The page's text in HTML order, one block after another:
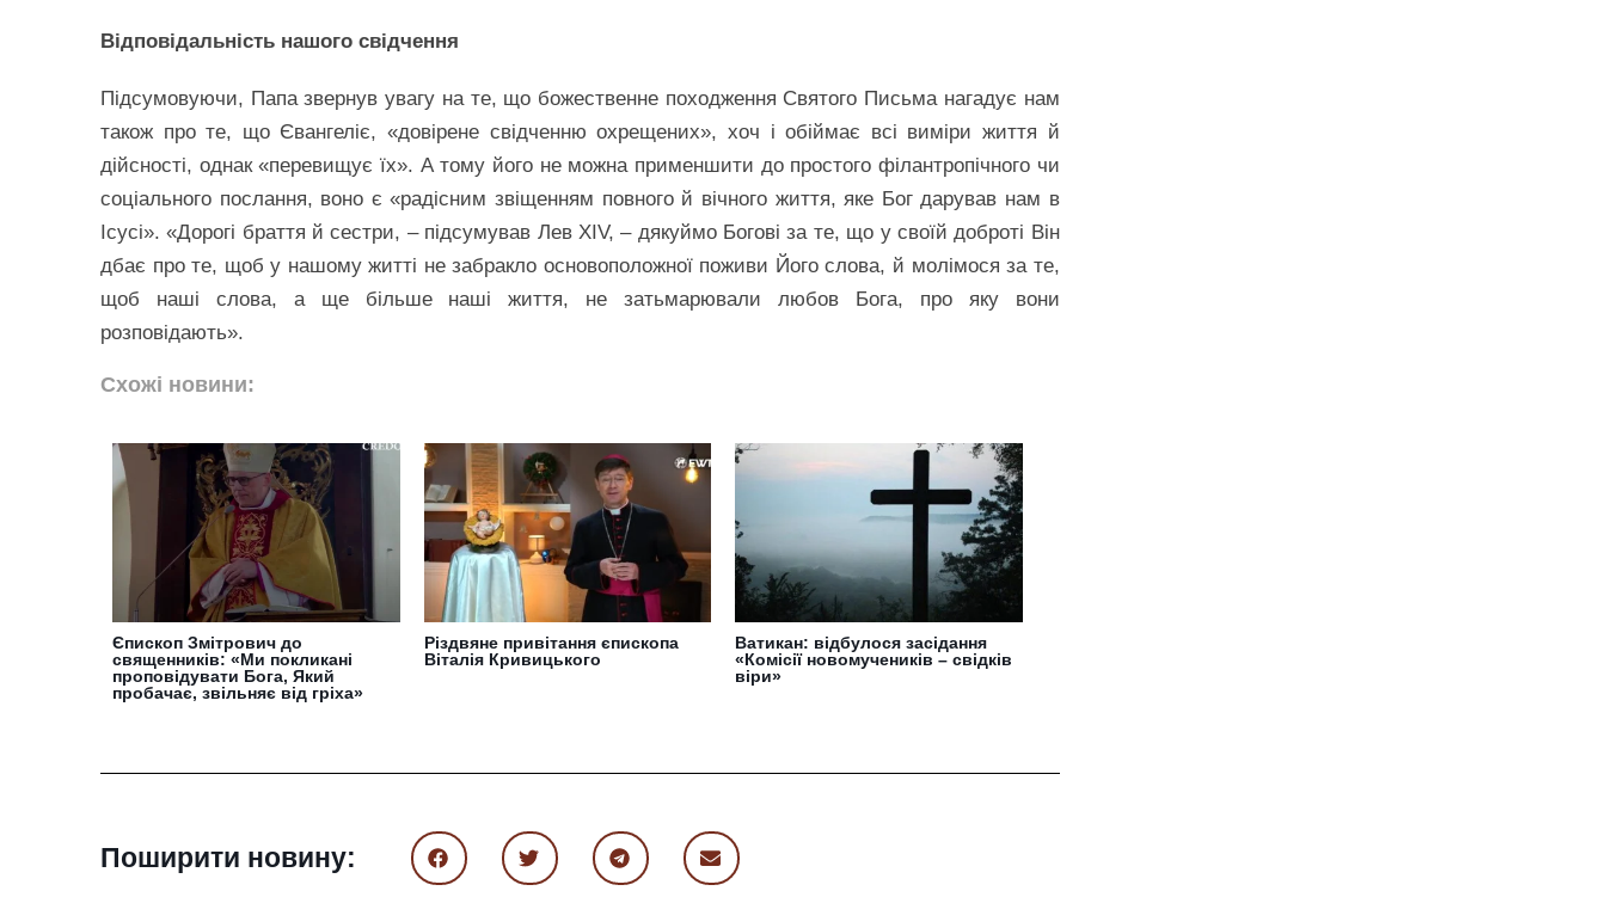
Відповідальність нашого свідчення
Підсумовуючи, Папа звернув увагу на те, що божественне походження Святого Письма нагадує нам
також про те, що Євангеліє, «довірене свідченню охрещених», хоч і обіймає всі виміри життя й
дійсності, однак «перевищує їх». А тому його не можна применшити до простого філантропічного чи
соціального послання, воно є «радісним звіщенням повного й вічного життя, яке Бог дарував нам в
Ісусі». «Дорогі браття й сестри, – підсумував Лев XIV, – дякуймо Богові за те, що у своїй доброті Він
дбає про те, щоб у нашому житті не забракло основоположної поживи Його слова, й молімося за те,
щоб наші слова, а ще більше наші життя, не затьмарювали любов Бога, про яку вони
розповідають».
Схожі новини:
Єпископ Змітрович до
священників: «Ми покликані
проповідувати Бога, Який
пробачає, звільняє від гріха»
Різдвяне привітання єпископа
Віталія Кривицького
Ватикан: відбулося засідання
«Комісії новомучеників – свідків
віри»
Поширити новину: